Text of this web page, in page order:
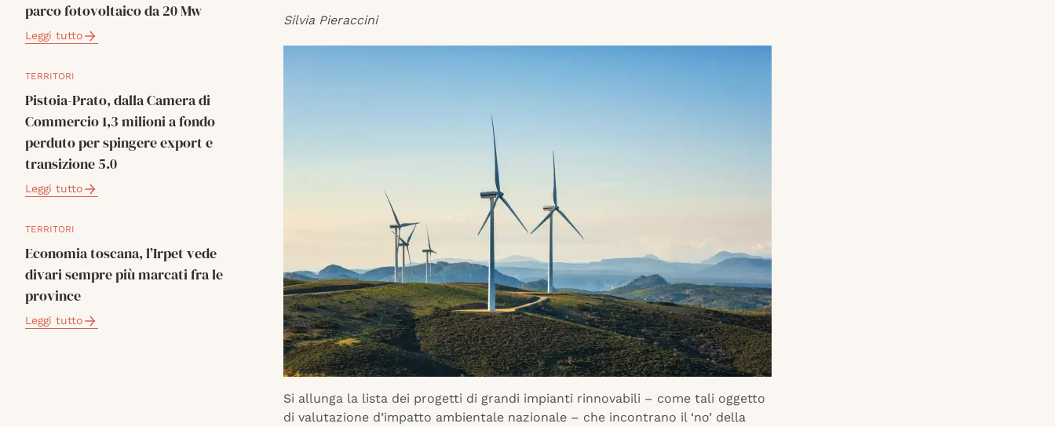
parco fotovoltaico da 20 Mw
Leggi tutto
TERRITORI
Pistoia-Prato, dalla Camera di
Commercio 1,3 milioni a fondo
perduto per spingere export e
transizione 5.0
Leggi tutto
TERRITORI
Economia toscana, l’Irpet vede
divari sempre più marcati fra le
province
Leggi tutto
Silvia Pieraccini
Si allunga la lista dei progetti di grandi impianti rinnovabili – come tali oggetto
di valutazione d’impatto ambientale nazionale – che incontrano il ‘no’ della